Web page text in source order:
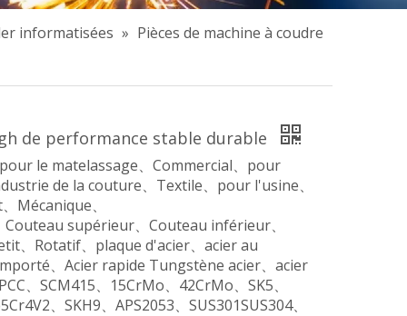
informatisées » Pièces de machine à coudre
de performance stable durable
le matelassage、Commercial、pour
de la couture、Textile、pour l'usine、
Mécanique、
supérieur、Couteau inférieur、
、Rotatif、plaque d'acier、acier au
、Acier rapide Tungstène acier、acier
、SCM415、15CrMo、42CrMo、SK5、
、SKH9、APS2053、SUS301SUS304、